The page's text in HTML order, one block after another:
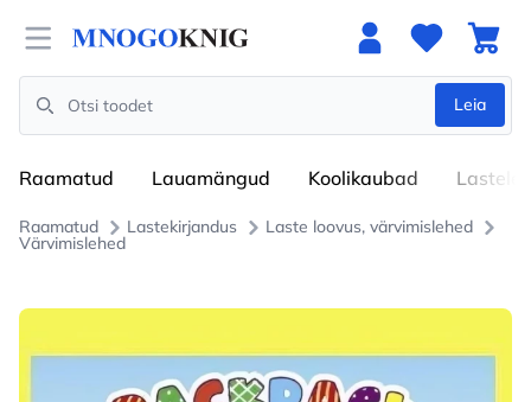
Open menu
Search
Leia
Raamatud Lauamängud Koolikaubad Lastele
Raamatud Lastekirjandus Laste loovus, värvimislehed
Värvimislehed